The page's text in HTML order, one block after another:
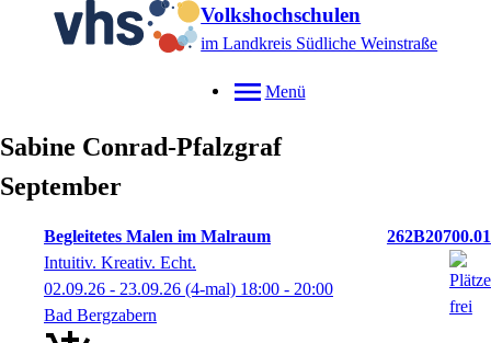
Volkshochschulen
im Landkreis Südliche Weinstraße
Menü
Sabine Conrad-Pfalzgraf
September
Begleitetes Malen im Malraum
262B20700.01
Intuitiv. Kreativ. Echt.
02.09.26 - 23.09.26 (4-mal) 18:00 - 20:00
Bad Bergzabern